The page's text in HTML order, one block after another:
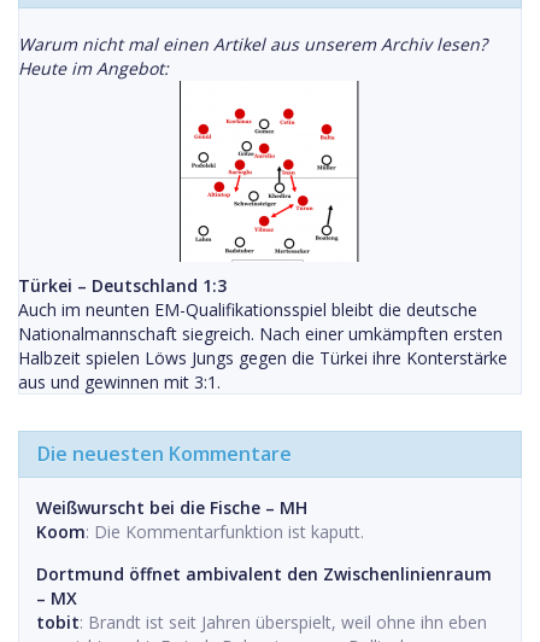
Warum nicht mal einen Artikel aus unserem Archiv lesen?
Heute im Angebot:
Türkei – Deutschland 1:3
Auch im neunten EM-Qualifikationsspiel bleibt die deutsche
Nationalmannschaft siegreich. Nach einer umkämpften ersten
Halbzeit spielen Löws Jungs gegen die Türkei ihre Konterstärke
aus und gewinnen mit 3:1.
Die neuesten Kommentare
Weißwurscht bei die Fische – MH
Koom: Die Kommentarfunktion ist kaputt.
Dortmund öffnet ambivalent den Zwischenlinienraum
– MX
tobit: Brandt ist seit Jahren überspielt, weil ohne ihn eben